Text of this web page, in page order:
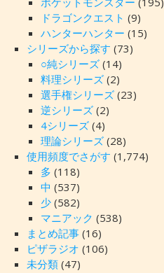
ドラゴンクエスト (9)
ハンターハンター (15)
シリーズから探す (73)
○純シリーズ(14)
料理シリーズ(2)
選手権シリーズ(23)
逆シリーズ(2)
4シリーズ(4)
理論シリーズ(28)
使用頻度でさがす (1,774)
多 (118)
中 (537)
少(582)
マニアック (538)
まとめ記事(16)
ピザラジオ (106)
未分類(47)